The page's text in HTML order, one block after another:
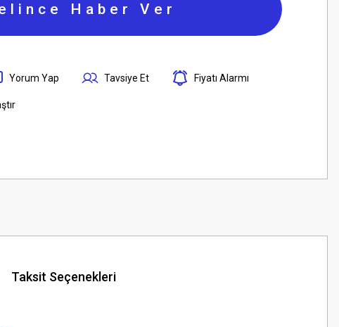
Haber Ver
Yorum Yap Tavsiye Et Fiyatı Alarmı
Taksit Seçenekleri